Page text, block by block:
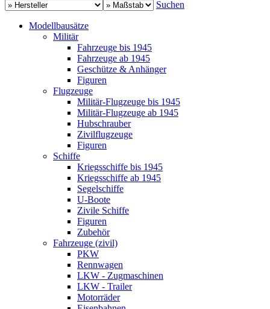
Suchen
Modellbausätze
Militär
Fahrzeuge bis 1945
Fahrzeuge ab 1945
Geschütze & Anhänger
Figuren
Flugzeuge
Militär-Flugzeuge bis 1945
Militär-Flugzeuge ab 1945
Hubschrauber
Zivilflugzeuge
Figuren
Schiffe
Kriegsschiffe bis 1945
Kriegsschiffe ab 1945
Segelschiffe
U-Boote
Zivile Schiffe
Figuren
Zubehör
Fahrzeuge (zivil)
PKW
Rennwagen
LKW - Zugmaschinen
LKW - Trailer
Motorräder